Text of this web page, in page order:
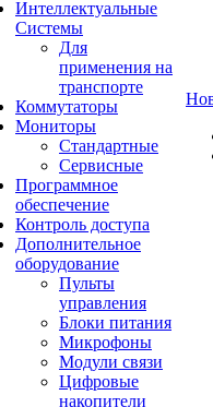
Интеллектуальные
Системы
Для
применения на
транспорте
Коммутаторы
Мониторы
Стандартные
Сервисные
Программное
обеспечение
Контроль доступа
Дополнительное
оборудование
Пульты
управления
Блоки питания
Микрофоны
Модули связи
Цифровые
накопители